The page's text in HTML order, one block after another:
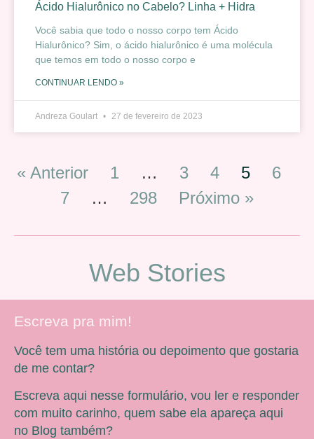
Ácido Hialurônico no Cabelo? Linha + Hidra
Você sabia que todo o nosso corpo tem Ácido
Hialurônico? Sim, o ácido hialurônico é uma molécula
que temos em todo o nosso corpo e
CONTINUAR LENDO »
Andreza Goulart 27 de fevereiro de 2023
« Anterior 1 … 3 4 5
6
7
… 298 Próximo »
Web Stories
Escreva pra mim!
Você tem uma história ou depoimento que gostaria
de me contar?
Escreva aqui nesse formulário, vou ler e responder
com muito carinho, quem sabe ela apareça aqui
no Blog também?